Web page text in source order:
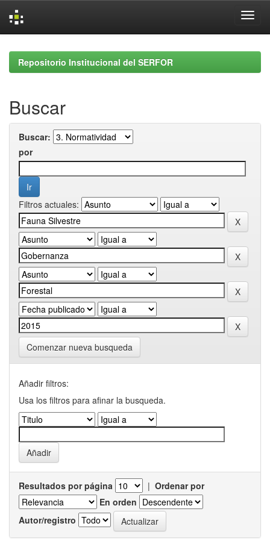
navigationRepositorio Institucional del SERFOR
Buscar
Buscar:
por
Filtros actuales:
Comenzar nueva busqueda
Añadir filtros:
Usa los filtros para afinar la busqueda.
Resultados por página | Ordenar por
En orden
Autor/registro